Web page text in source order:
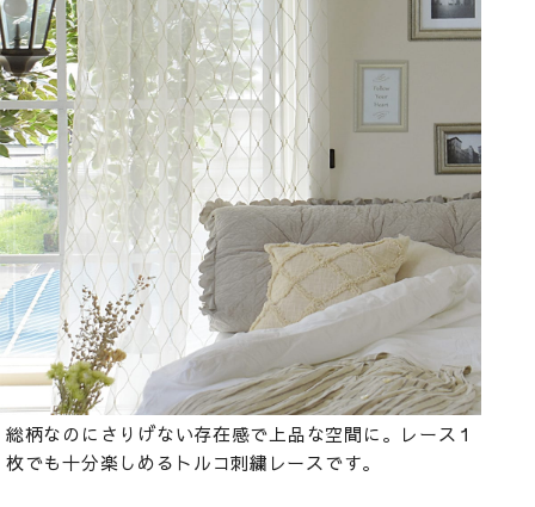
総柄なのにさりげない存在感で上品な空間に。レース１
枚でも十分楽しめるトルコ刺繍レースです。